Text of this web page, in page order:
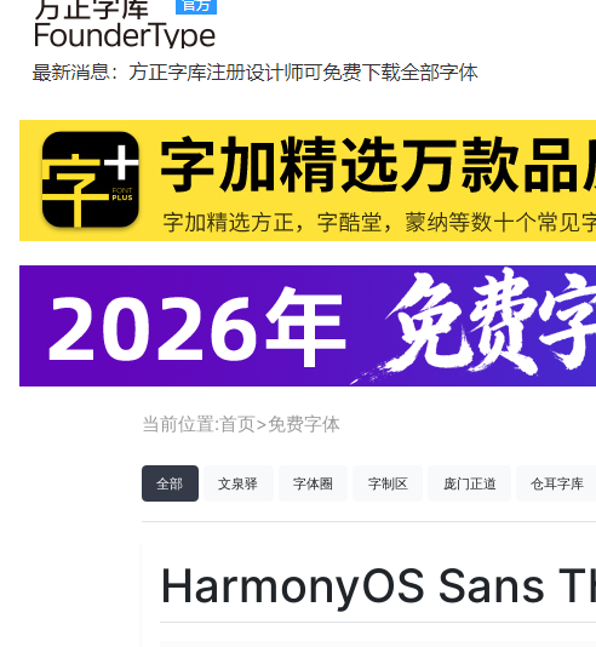
当前位置:首页>免费字体
全部 文泉驿 字体圈 字制区 庞门正道 仓耳字库
HarmonyOS Sans